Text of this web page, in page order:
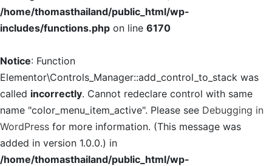
/home/thomasthailand/public_html/wp-
includes/functions.php on line 6170
Notice: Function
Elementor\Controls_Manager::add_control_to_stack was
called incorrectly. Cannot redeclare control with same
name "color_menu_item_active". Please see Debugging in
WordPress for more information. (This message was
added in version 1.0.0.) in
/home/thomasthailand/public_html/wp-